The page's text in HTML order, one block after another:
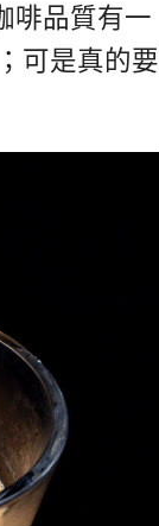
啡品質有一
可是真的要